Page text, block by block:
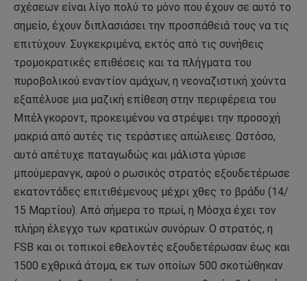
σχέσεων είναι λίγο πολύ το μόνο που έχουν σε αυτό το
σημείο, έχουν διπλασιάσει την προσπάθειά τους να τις
επιτύχουν. Συγκεκριμένα, εκτός από τις συνήθεις
τρομοκρατικές επιθέσεις και τα πλήγματα του
πυροβολικού εναντίον αμάχων, η νεοναζιστική χούντα
εξαπέλυσε μια μαζική επίθεση στην περιφέρεια του
Μπέλγκοροντ, προκειμένου να στρέψει την προσοχή
μακριά από αυτές τις τεράστιες απώλειες. Ωστόσο,
αυτό απέτυχε παταγωδώς και μάλιστα γύρισε
μπούμερανγκ, αφού ο ρωσικός στρατός εξουδετέρωσε
εκατοντάδες επιτιθέμενους μέχρι χθες το βράδυ (14/
15 Μαρτίου). Από σήμερα το πρωί, η Μόσχα έχει τον
πλήρη έλεγχο των κρατικών συνόρων. Ο στρατός, η
FSB και οι τοπικοί εθελοντές εξουδετέρωσαν έως και
1500 εχθρικά άτομα, εκ των οποίων 500 σκοτώθηκαν